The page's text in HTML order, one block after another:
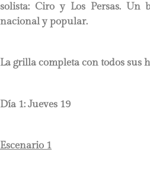
solista: Ciro y Los Persas.
nacional y popular.
La grilla completa con todos sus
Día 1: Jueves 19
Escenario 1